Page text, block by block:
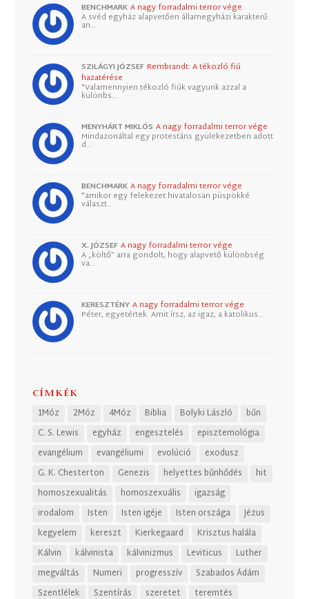
BENCHMARK A nagy forradalmi terror vége
A svéd egyház alapvetően államegyházi karakterű
an…
SZILÁGYI JÓZSEF Rembrandt: A tékozló fiú
hazatérése
"Valamennyien tékozló fiúk vagyunk azzal a
különbs…
MENYHÁRT MIKLÓS A nagy forradalmi terror vége
Mindazonáltal egy protestáns gyülekezetben adott
d…
BENCHMARK A nagy forradalmi terror vége
"amikor egy felekezet hivatalosan püspökké
választ…
X. JÓZSEF A nagy forradalmi terror vége
A „költő” arra gondolt, hogy alapvető különbség
va…
KERESZTÉNY A nagy forradalmi terror vége
Péter, egyetértek. Amit írsz, az igaz, a katolikus…
CÍMKÉK
1Móz 2Móz 4Móz Biblia Bolyki László
bűn
C. S. Lewis
egyház engesztelés
episztemológia
evangélium
evangéliumi evolúció
exodusz
G. K. Chesterton
Genezis helyettes bűnhődés
hit
homoszexualitás
homoszexuális
igazság
irodalom
Isten Isten igéje Isten országa
Jézus
kegyelem
kereszt Kierkegaard
Krisztus halála
Kálvin
kálvinista kálvinizmus Leviticus
Luther
megváltás
Numeri progresszív
Szabados Ádám
Szentlélek
Szentírás szeretet teremtés